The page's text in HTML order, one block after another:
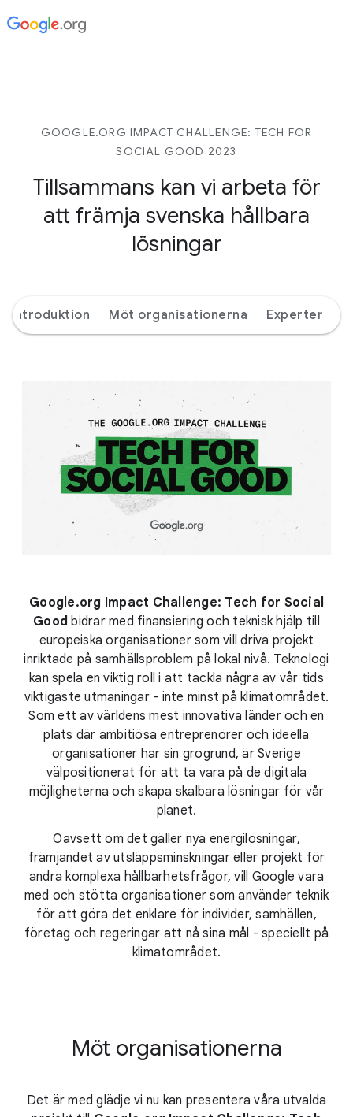
GOOGLE.ORG IMPACT CHALLENGE: TECH FOR
SOCIAL GOOD 2023
Tillsammans kan vi arbeta för
att främja svenska hållbara
lösningar
Introduktion Möt organisationerna Experter
Google.org Impact Challenge: Tech for Social
Good bidrar med finansiering och teknisk hjälp till
europeiska organisationer som vill driva projekt
inriktade på samhällsproblem på lokal nivå. Teknologi
kan spela en viktig roll i att tackla några av vår tids
viktigaste utmaningar - inte minst på klimatområdet.
Som ett av världens mest innovativa länder och en
plats där ambitiösa entreprenörer och ideella
organisationer har sin grogrund, är Sverige
välpositionerat för att ta vara på de digitala
möjligheterna och skapa skalbara lösningar för vår
planet.
Oavsett om det gäller nya energilösningar,
främjandet av utsläppsminskningar eller projekt för
andra komplexa hållbarhetsfrågor, vill Google vara
med och stötta organisationer som använder teknik
för att göra det enklare för individer, samhällen,
företag och regeringar att nå sina mål - speciellt på
klimatområdet.
Möt organisationerna
Det är med glädje vi nu kan presentera våra utvalda